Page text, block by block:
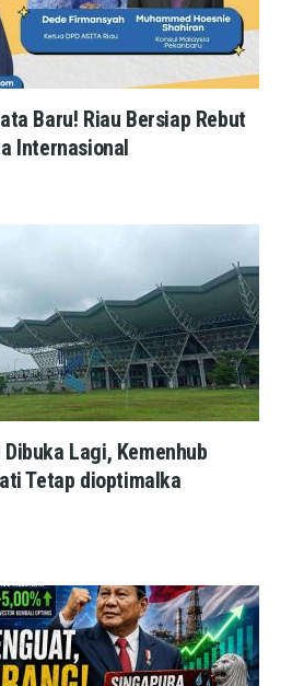
Baru! Riau Bersiap Rebut
Internasional
Lagi, Kemenhub
Tetap dioptimalka